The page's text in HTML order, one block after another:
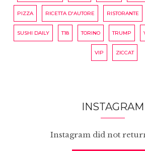
PIZZA RICETTA D'AUTORE RISTORANTE
SUSHI DAILY T18 TORINO TRUMP
VIP ZICCAT
INSTAGRAM
Instagram did not